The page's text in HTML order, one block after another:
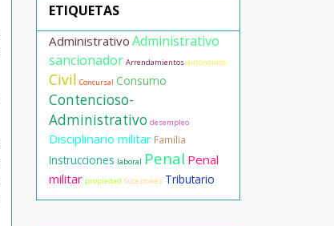
ETIQUETAS
Administrativo Administrativo
sancionador Arrendamientos autónomos
Civil Concursal Consumo
Contencioso-
Administrativo desempleo
Disciplinario militar Familia
Instrucciones laboral Penal Penal
militar propiedad Sucesiones Tributario